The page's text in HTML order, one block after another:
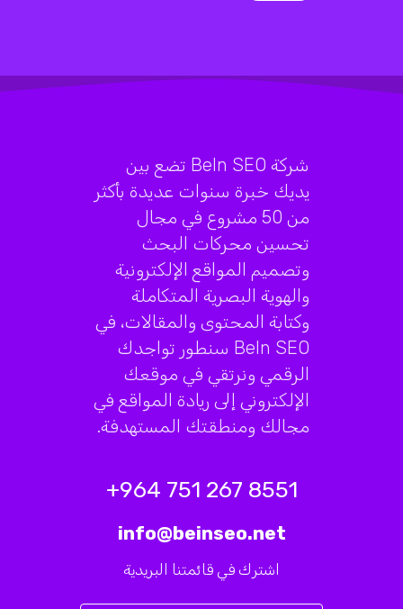
شركة BeIn SEO تضع بين
يديك خبرة سنوات عديدة بأكثر
من 50 مشروع في مجال
تحسين محركات البحث
وتصميم المواقع الإلكترونية
والهوية البصرية المتكاملة
وكتابة المحتوى والمقالات، في
BeIn SEO سنطور تواجدك
الرقمي ونرتقي في موقعك
الإلكتروني إلى ريادة المواقع في
مجالك ومنطقتك المستهدفة.
8551 267 751 964+
info@beinseo.net
اشترك في قائمتنا البريدية